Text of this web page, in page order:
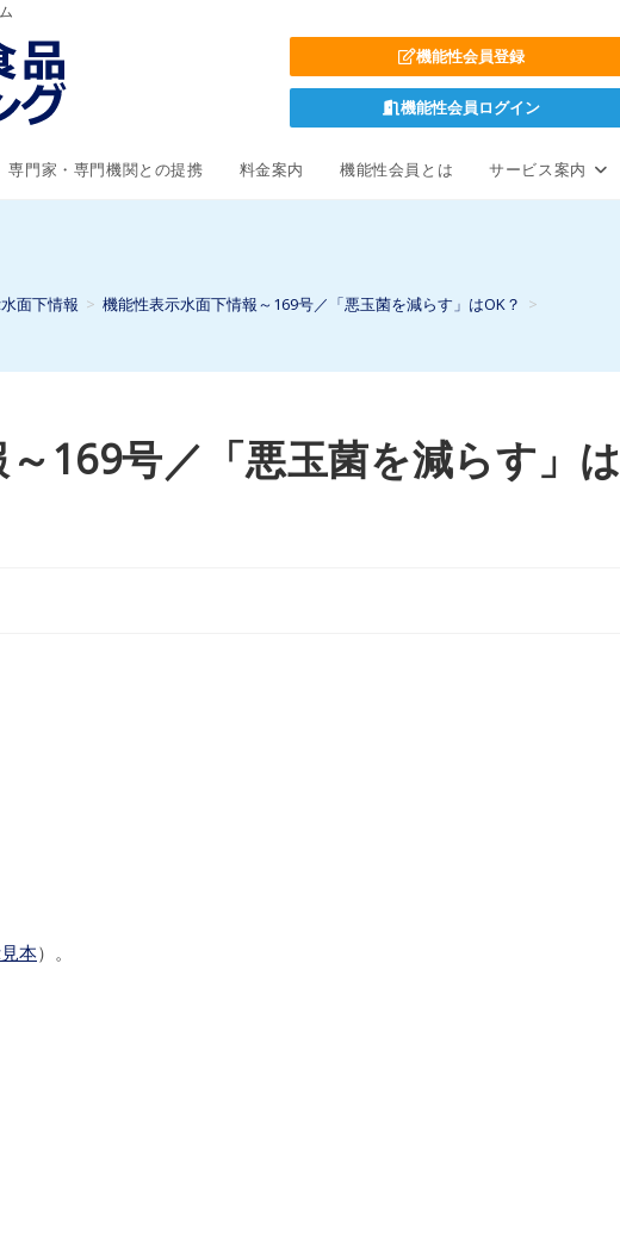
機能性会員登録
機能性会員ログイン
専門家・専門機関との提携 料金案内 機能性会員とは サービス案内
面下情報 > 機能性表示水面下情報～169号／「悪玉菌を減らす」はOK？ >
169号／「悪玉菌を減らす」は
本）。